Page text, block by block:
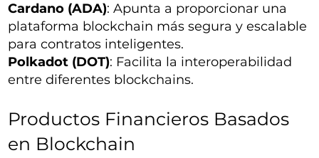
Cardano (ADA): Apunta a proporcionar una
plataforma blockchain más segura y escalable
para contratos inteligentes.
Polkadot (DOT): Facilita la interoperabilidad
entre diferentes blockchains.
Productos Financieros Basados
en Blockchain